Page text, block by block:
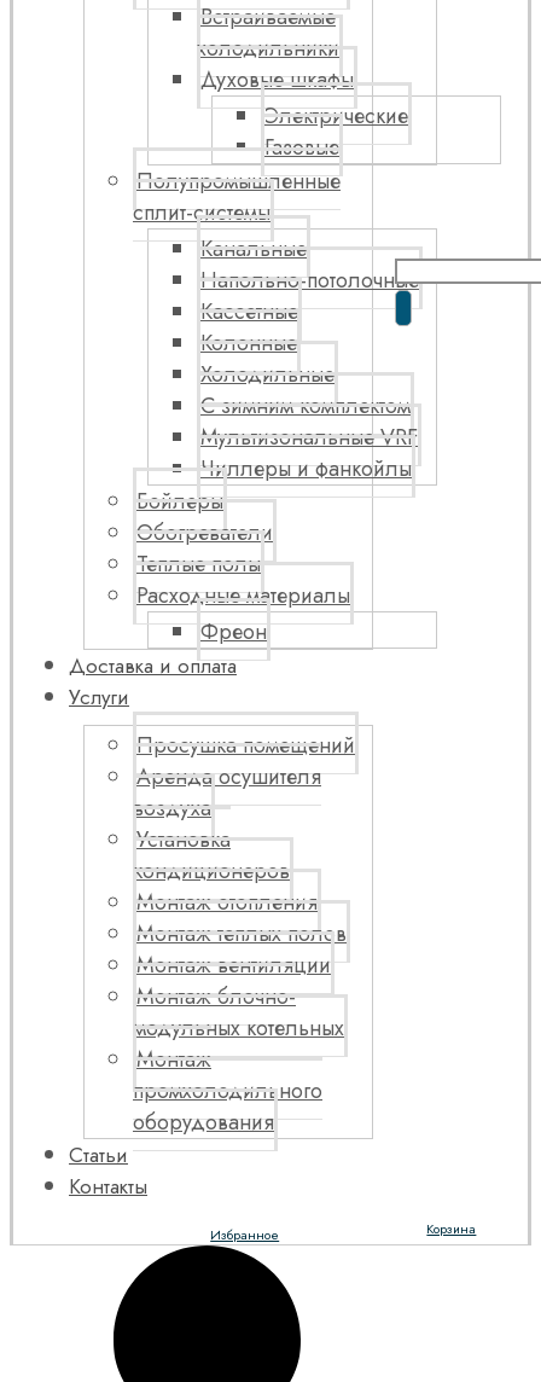
Встраиваемые
холодильники
Духовые шкафы
Электрические
Газовые
Полупромышленные
сплит-системы
Канальные
Напольно-потолочные
Кассетные
Колонные
Холодильные
С зимним комплектом
Мультизональные VRF
Чиллеры и фанкойлы
Бойлеры
Обогреватели
Теплые полы
Расходные материалы
Фреон
Доставка и оплата
Услуги
Просушка помещений
Аренда осушителя
воздуха
Установка
кондиционеров
Монтаж отопления
Монтаж теплых полов
Монтаж вентиляции
Монтаж блочно-
модульных котельных
Монтаж
промхолодильного
оборудования
Статьи
Контакты
Корзина
Избранное